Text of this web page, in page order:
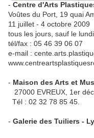
- Centre d'Arts
Voûtes du Port, 19 quai
11 juillet - 4 octobre 2009
tous les jours, sauf le
tél/fax : 05 46 39 06 07
e-mail :
- Maison des Arts et
27000 EVREUX, 1er
Tél : 02 32 78 85 45.
- Galerie des Tuiliers -